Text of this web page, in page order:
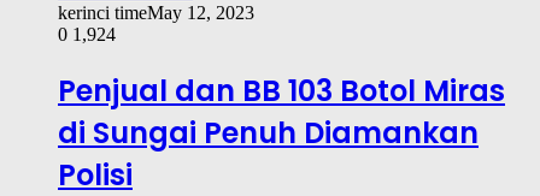
kerinci timeMay 12, 2023
0 1,924
Penjual dan BB 103 Botol Miras
di Sungai Penuh Diamankan
Polisi